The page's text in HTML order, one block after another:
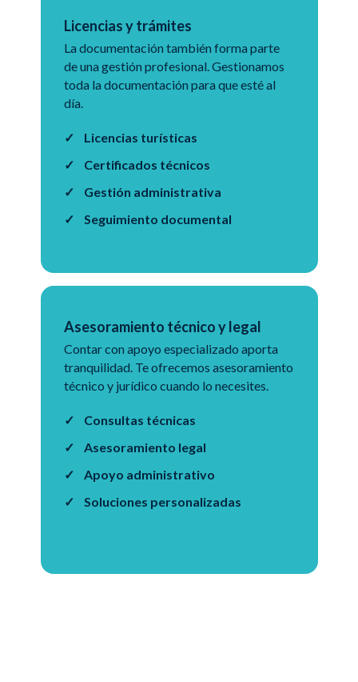
Licencias y trámites
La documentación también forma parte
de una gestión profesional. Gestionamos
toda la documentación para que esté al
día.
Licencias turísticas
Certificados técnicos
Gestión administrativa
Seguimiento documental
Asesoramiento técnico y legal
Contar con apoyo especializado aporta
tranquilidad. Te ofrecemos asesoramiento
técnico y jurídico cuando lo necesites.
Consultas técnicas
Asesoramiento legal
Apoyo administrativo
Soluciones personalizadas